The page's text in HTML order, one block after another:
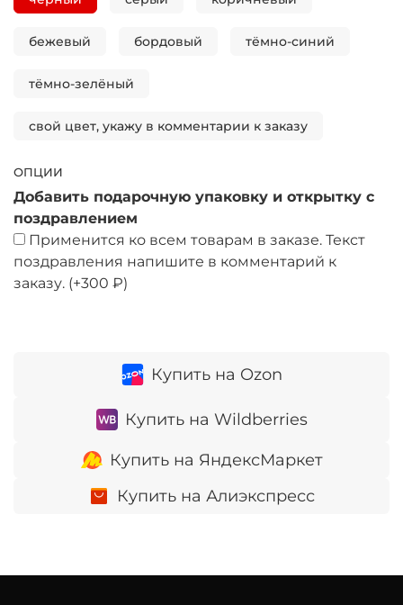
Купить на Ozon
Купить на Wildberries
Купить на ЯндексМаркет
Купить на Алиэкспресс
бежевый бордовый тёмно-синий
тёмно-зелёный
свой цвет, укажу в комментарии к заказу
ОПЦИИ
Добавить подарочную упаковку и открытку с
поздравлением
Применится ко всем товарам в заказе. Текст
поздравления напишите в комментарий к
заказу. (+300 ₽)